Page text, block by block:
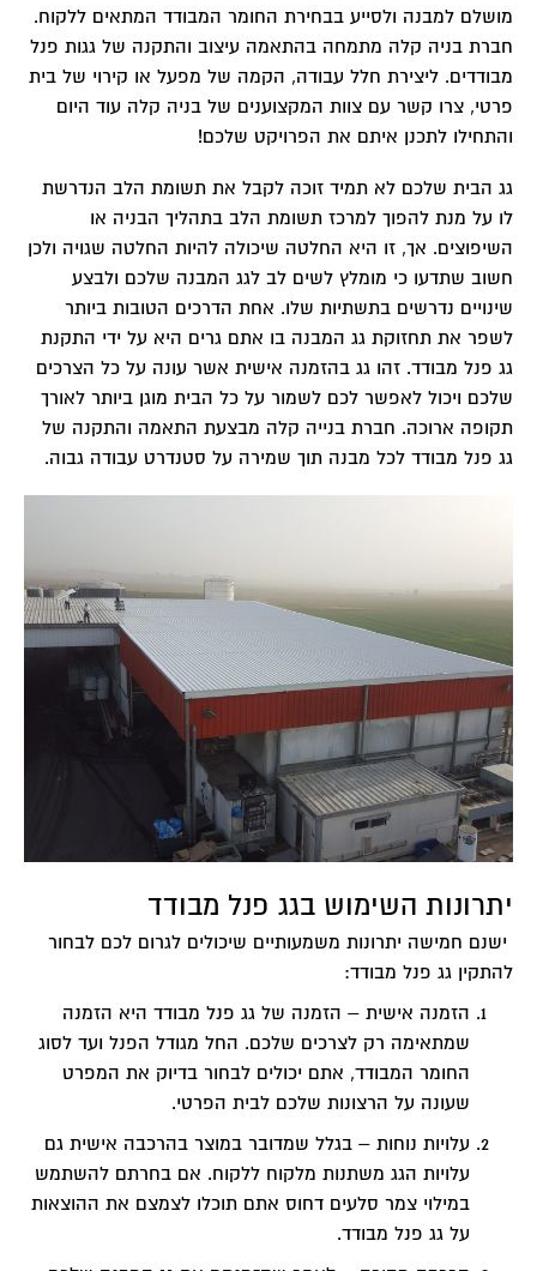
מושלם למבנה ולסייע בבחירת החומר המבודד המתאים ללקוח.
חברת בניה קלה מתמחה בהתאמה עיצוב והתקנה של גגות פנל
מבודדים. ליצירת חלל עבודה, הקמה של מפעל או קירוי של בית
פרטי, צרו קשר עם צוות המקצוענים של בניה קלה עוד היום
והתחילו לתכנן איתם את הפרויקט שלכם!
גג הבית שלכם לא תמיד זוכה לקבל את תשומת הלב הנדרשת
לו על מנת להפוך למרכז תשומת הלב בתהליך הבניה או
השיפוצים. אך, זו היא החלטה שיכולה להיות החלטה שגויה ולכן
חשוב שתדעו כי מומלץ לשים לב לגג המבנה שלכם ולבצע
שינויים נדרשים בתשתיות שלו. אחת הדרכים הטובות ביותר
לשפר את תחזוקת גג המבנה בו אתם גרים היא על ידי התקנת
גג פנל מבודד. זהו גג בהזמנה אישית אשר עונה על כל הצרכים
שלכם ויכול לאפשר לכם לשמור על כל הבית מוגן ביותר לאורך
תקופה ארוכה. חברת בנייה קלה מבצעת התאמה והתקנה של
גג פנל מבודד לכל מבנה תוך שמירה על סטנדרט עבודה גבוה.
יתרונות השימוש בגג פנל מבודד
ישנם חמישה יתרונות משמעותיים שיכולים לגרום לכם לבחור
להתקין גג פנל מבודד:
הזמנה אישית – הזמנה של גג פנל מבודד היא הזמנה
שמתאימה רק לצרכים שלכם. החל מגודל הפנל ועד לסוג
החומר המבודד, אתם יכולים לבחור בדיוק את המפרט
שעונה על הרצונות שלכם לבית הפרטי.
עלויות נוחות – בגלל שמדובר במוצר בהרכבה אישית גם
עלויות הגג משתנות מלקוח ללקוח. אם בחרתם להשתמש
במילוי צמר סלעים דחוס אתם תוכלו לצמצם את ההוצאות
על גג פנל מבודד.